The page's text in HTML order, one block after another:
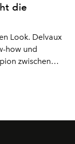
die
Look. Delvaux
how und
zwischen